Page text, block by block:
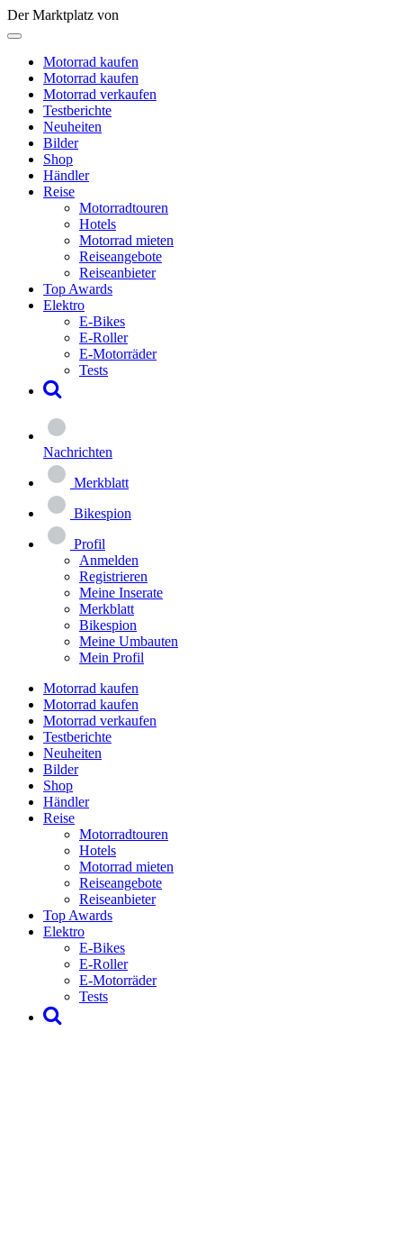
Der Marktplatz von
Motorrad kaufen
Motorrad kaufen
Motorrad verkaufen
Testberichte
Neuheiten
Bilder
Shop
Händler
Reise
Motorradtouren
Hotels
Motorrad mieten
Reiseangebote
Reiseanbieter
Top Awards
Elektro
E-Bikes
E-Roller
E-Motorräder
Tests
Nachrichten
Merkblatt
Bikespion
Profil
Anmelden
Registrieren
Meine Inserate
Merkblatt
Bikespion
Meine Umbauten
Mein Profil
Motorrad kaufen
Motorrad kaufen
Motorrad verkaufen
Testberichte
Neuheiten
Bilder
Shop
Händler
Reise
Motorradtouren
Hotels
Motorrad mieten
Reiseangebote
Reiseanbieter
Top Awards
Elektro
E-Bikes
E-Roller
E-Motorräder
Tests